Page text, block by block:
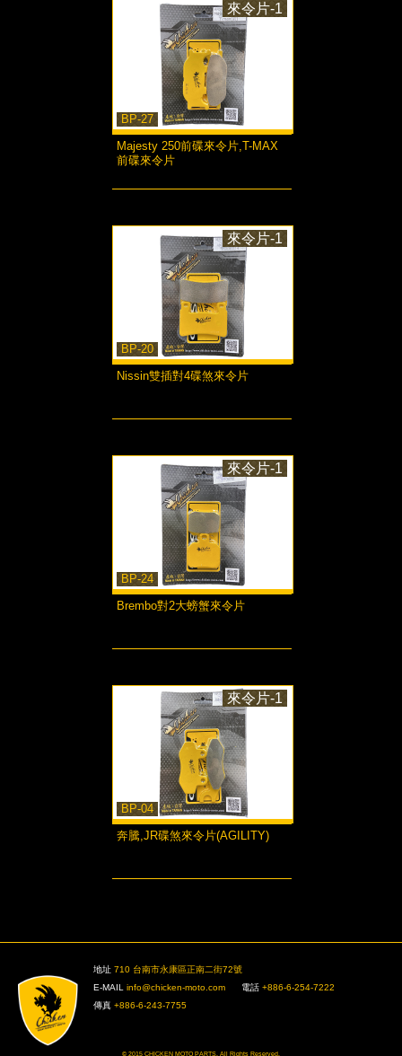
BP-27
來令片-1
Majesty 250前碟來令片,T-MAX
前碟來令片
BP-20
來令片-1
Nissin雙插對4碟煞來令片
BP-24
來令片-1
Brembo對2大螃蟹來令片
BP-04
來令片-1
奔騰,JR碟煞來令片(AGILITY)
地址 710 台南市永康區正南二街72號
E-MAIL info@chicken-moto.com 電話 +886-6-254-7222
傳真 +886-6-243-7755
© 2015 CHICKEN MOTO PARTS. All Rights Reserved.